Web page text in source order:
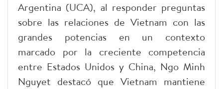
Argentina (UCA), al responder preguntas
sobre las relaciones de Vietnam con las
grandes potencias en un contexto
marcado por la creciente competencia
entre Estados Unidos y China, Ngo Minh
Nguyet destacó que Vietnam mantiene